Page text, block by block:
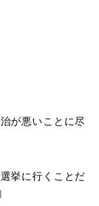
が悪いことに尽
挙に行くことだ